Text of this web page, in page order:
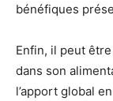
bénéfiques
Enfin, il peut
dans son
l’apport global